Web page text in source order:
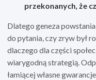
przekonanych, że
Dlatego geneza
do pytania, czy zryw był
dlaczego dla części
wiarygodną strategią.
łamiącej własne